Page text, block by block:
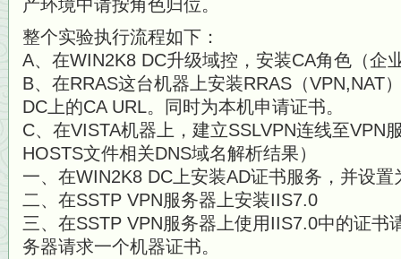
产环境中请按角色归位。
整个实验执行流程如下：
A、在WIN2K8 DC升级域控，安装CA角色（企
B、在RRAS这台机器上安装RRAS（VPN,NAT
DC上的CA URL。同时为本机申请证书。
C、在VISTA机器上，建立SSLVPN连线至VPN
HOSTS文件相关DNS域名解析结果）
一、在WIN2K8 DC上安装AD证书服务，并设置
二、在SSTP VPN服务器上安装IIS7.0
三、在SSTP VPN服务器上使用IIS7.0中的证书
务器请求一个机器证书。